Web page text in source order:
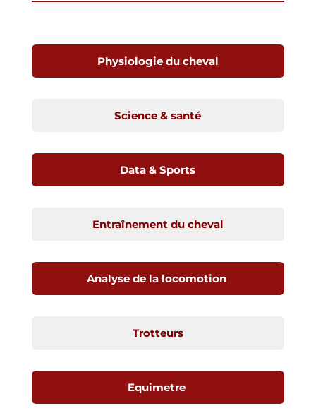
Physiologie du cheval
Science & santé
Data & Sports
Entraînement du cheval
Analyse de la locomotion
Trotteurs
Equimetre